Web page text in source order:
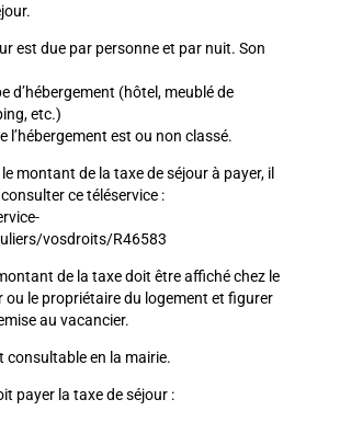
est due par personne et par nuit. Son
d’hébergement (hôtel, meublé de
etc.)
l’hébergement est ou non classé.
montant de la taxe de séjour à payer, il
ce téléservice :
vosdroits/R46583
de la taxe doit être affiché chez le
ou le propriétaire du logement et figurer
au vacancier.
consultable en la mairie.
payer la taxe de séjour :